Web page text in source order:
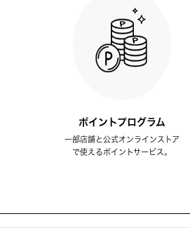
ポイントプログラム
一部店舗と公式オンラインストア
で使えるポイントサービス。